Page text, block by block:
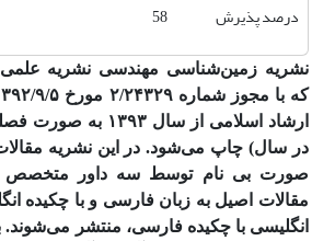
درصد پذیرش 58
نشریه زمین‌شناسی مهندسی نشریه
ارشاد اسلامی از سال
در سال) چاپ می‌شود. در این نشریه
صورت بی نام توسط سه داور متخصص
مقالات اصیل به زبان فارسی و با چکیده
انگلیسی با چکیده فارسی، منتشر می‌شوند.